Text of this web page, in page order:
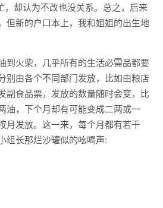
，却认为不改也没关系。总之，后来
但新的户口本上，我和姐姐的出生地
到火柴，几乎所有的生活必需品都要
别由各个不同部门发放，比如由粮店
副食品票，发放的数量随时会变，比
油，下个月却有可能变成二两或一
月发放。这一来，每个月都有若干
组长那烂沙罐似的吆喝声: